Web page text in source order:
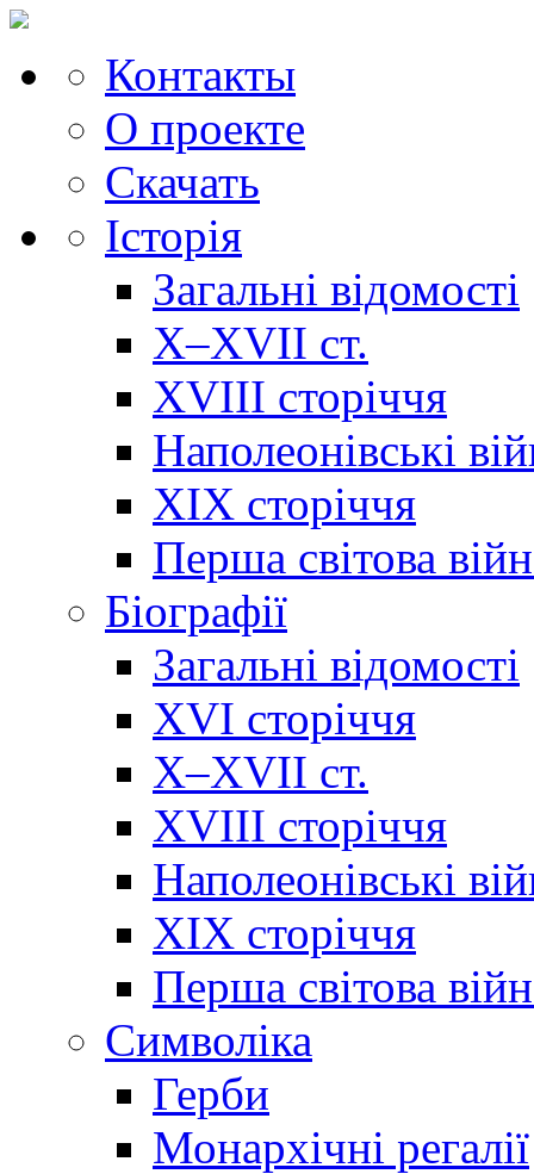
Контакты
О проекте
Скачать
Історія
Загальні відомості
X–XVII ст.
XVIII сторіччя
Наполеонівські
XIX сторіччя
Перша світова
Біографії
Загальні відомості
XVI сторіччя
X–XVII ст.
XVIII сторіччя
Наполеонівські
XIX сторіччя
Перша світова
Cимволіка
Герби
Монархічні регалії